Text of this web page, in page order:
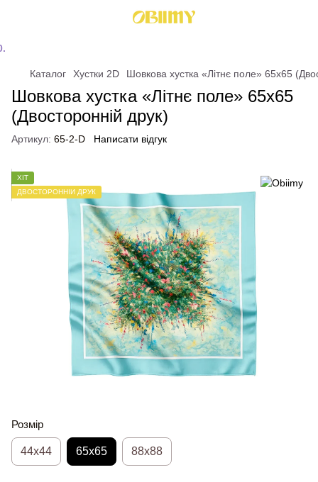
Каталог Хустки 2D Шовкова хустка «Літнє поле» 65x65
Шовкова хустка «Літнє поле» 65x65
(Двосторонній друк)
Артикул: 65-2-D Написати відгук
ХІТ
ДВОСТОРОННІЙ ДРУК
Розмір
44х44 65x65 88x88